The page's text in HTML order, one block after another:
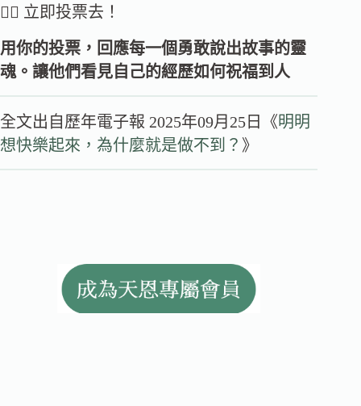
👆🏻 立即投票去！
用你的投票，回應每一個勇敢說出故事的靈
魂。讓他們看見自己的經歷如何祝福到人
全文出自歷年電子報 2025年09月25日《明明
想快樂起來，為什麼就是做不到？ 》